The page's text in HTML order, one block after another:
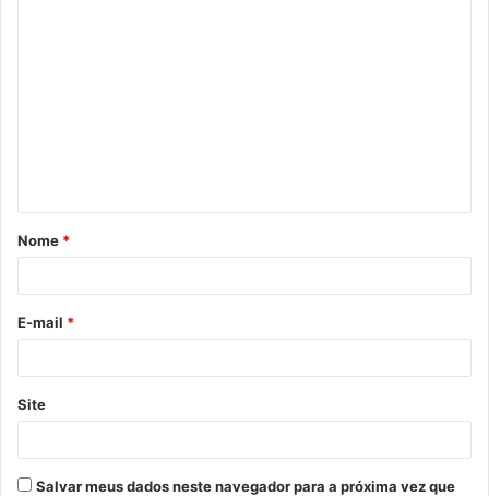
á
r
*
Nome *
E-mail *
Site
Salvar meus dados neste navegador para a próxima vez que